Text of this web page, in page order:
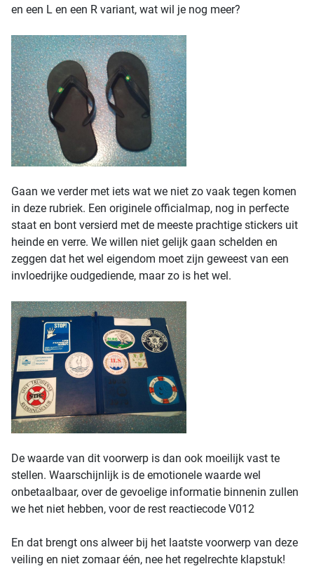
en een L en een R variant, wat wil je nog meer?
Gaan we verder met iets wat we niet zo vaak tegen komen
in deze rubriek. Een originele officialmap, nog in perfecte
staat en bont versierd met de meeste prachtige stickers uit
heinde en verre. We willen niet gelijk gaan schelden en
zeggen dat het wel eigendom moet zijn geweest van een
invloedrijke oudgediende, maar zo is het wel.
De waarde van dit voorwerp is dan ook moeilijk vast te
stellen. Waarschijnlijk is de emotionele waarde wel
onbetaalbaar, over de gevoelige informatie binnenin zullen
we het niet hebben, voor de rest reactiecode V012
En dat brengt ons alweer bij het laatste voorwerp van deze
veiling en niet zomaar één, nee het regelrechte klapstuk!